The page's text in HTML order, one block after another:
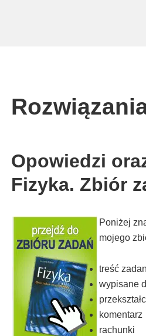
Opowiedzi
Fizyka. Zbiór
Poniżej
mojego
treść
wypisane
komentarz
rachunki